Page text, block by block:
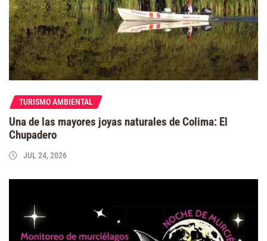
TURISMO AMBIENTAL
Una de las mayores joyas naturales de Colima: El
Chupadero
JUL 24, 2026